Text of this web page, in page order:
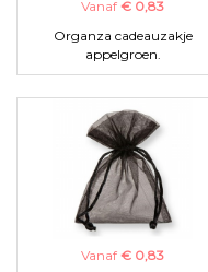
Vanaf € 0,83
Organza cadeauzakje
appelgroen.
Vanaf € 0,83